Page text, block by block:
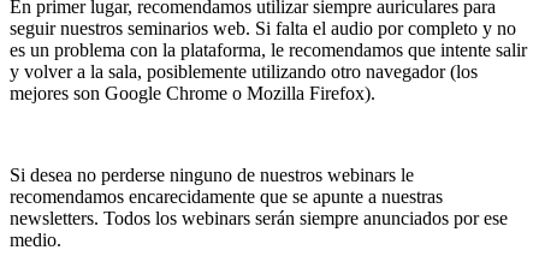
En primer lugar, recomendamos utilizar siempre auriculares para
seguir nuestros seminarios web. Si falta el audio por completo y no
es un problema con la plataforma, le recomendamos que intente salir
y volver a la sala, posiblemente utilizando otro navegador (los
mejores son Google Chrome o Mozilla Firefox).
Si desea no perderse ninguno de nuestros webinars le
recomendamos encarecidamente que se apunte a nuestras
newsletters. Todos los webinars serán siempre anunciados por ese
medio.